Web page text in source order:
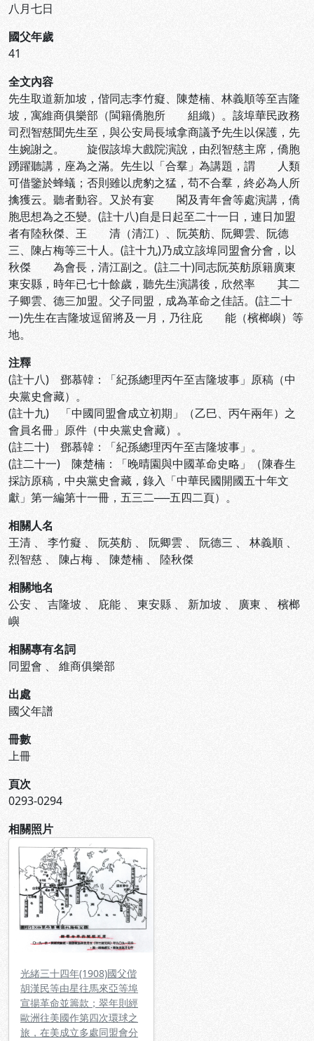
八月七日
國父年歲
41
全文內容
先生取道新加坡，偕同志李竹癡、陳楚楠、林義順等至吉隆
坡，寓維商俱樂部（閩籍僑胞所 組織）。該埠華民政務
司烈智慈聞先生至，與公安局長域拿商議予先生以保護，先
生婉謝之。 旋假該埠大戲院演說，由烈智慈主席，僑胞
踴躍聽講，座為之滿。先生以「合羣」為講題，謂 人類
可借鑒於蜂蟻；否則雖以虎豹之猛，苟不合羣，終必為人所
擒獲云。聽者動容。又於有宴 閣及青年會等處演講，僑
胞思想為之丕變。(註十八)自是日起至二十一日，連日加盟
者有陸秋傑、王 清（清江）、阮英舫、阮卿雲、阮德
三、陳占梅等三十人。(註十九)乃成立該埠同盟會分會，以
秋傑 為會長，清江副之。(註二十)同志阮英舫原籍廣東
東安縣，時年已七十餘歲，聽先生演講後，欣然率 其二
子卿雲、德三加盟。父子同盟，成為革命之佳話。(註二十
一)先生在吉隆坡逗留將及一月，乃往庇 能（檳榔嶼）等
地。
注釋
(註十八) 鄧慕韓：「紀孫總理丙午至吉隆坡事」原稿（中
央黨史會藏）。
(註十九) 「中國同盟會成立初期」（乙巳、丙午兩年）之
會員名冊」原件（中央黨史會藏）。
(註二十) 鄧慕韓：「紀孫總理丙午至吉隆坡事」。
(註二十一) 陳楚楠：「晚晴園與中國革命史略」（陳春生
採訪原稿，中央黨史會藏，錄入「中華民國開國五十年文
獻」第一編第十一冊，五三二──五四二頁）。
相關人名
王清 、 李竹癡 、 阮英舫 、 阮卿雲 、 阮德三 、 林義順 、
烈智慈 、 陳占梅 、 陳楚楠 、 陸秋傑
相關地名
公安 、 吉隆坡 、 庇能 、 東安縣 、 新加坡 、 廣東 、 檳榔
嶼
相關專有名詞
同盟會 、 維商俱樂部
出處
國父年譜
冊數
上冊
頁次
0293-0294
相關照片
光緒三十四年(1908)國父偕
胡漢民等由星往馬來亞等埠
宣揚革命並籌款；翠年則經
歐洲往美國作第四次環球之
旅，在美成立多處同盟會分